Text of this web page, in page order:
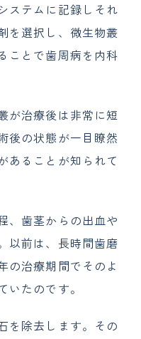
ステムに記録しそれ
を選択し、微生物叢
ことで歯周病を内科
が治療後は非常に短
後の状態が一目瞭然
あることが知られて
、歯茎からの出血や
以前は、長時間歯磨
の治療期間でそのよ
いたのです。
を除去します。その